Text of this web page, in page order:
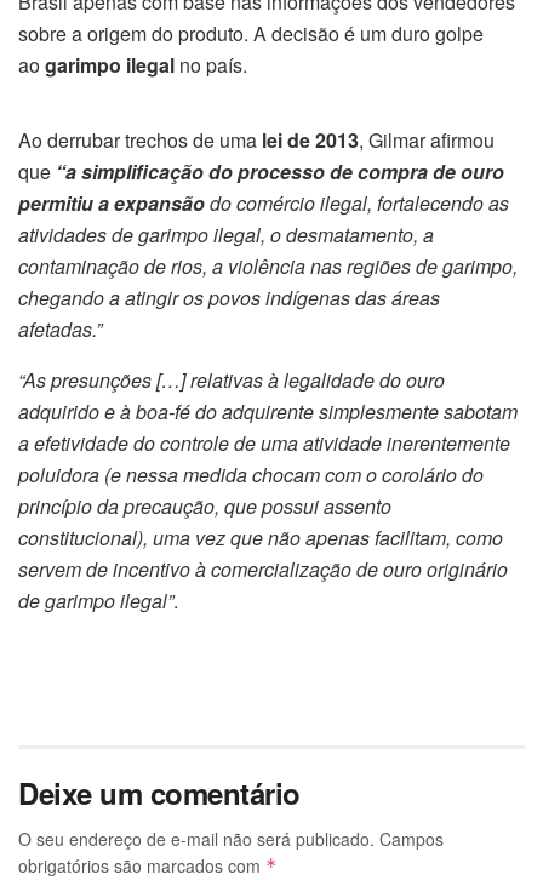
sobre a origem do produto. A decisão é um duro golpe
aogarimpo ilegal no país.
Ao derrubar trechos de uma lei de 2013, Gilmar afirmou
que “a simplificação do processo de compra de ouro
permitiu a expansãodo comércio ilegal, fortalecendo as
atividades de garimpo ilegal, o desmatamento, a
contaminação de rios, a violência nas regiões de garimpo,
chegando a atingir os povos indígenas das áreas
afetadas.”
“As presunções […] relativas à legalidade do ouro
adquirido e à boa-fé do adquirente simplesmente sabotam
a efetividade do controle de uma atividade inerentemente
poluidora (e nessa medida chocam com o corolário do
princípio da precaução, que possui assento
constitucional), uma vez que não apenas facilitam, como
servem de incentivo à comercialização de ouro originário
de garimpo ilegal”.
Deixe um comentário
O seu endereço de e-mail não será publicado. Campos
obrigatórios são marcados com *